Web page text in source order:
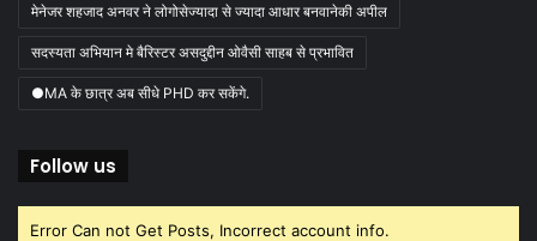
मेनेजर शहजाद अनवर ने लोगोसेज्यादा से ज्यादा आधार बनवानेकी अपील
सदस्यता अभियान मे बैरिस्टर असदुद्दीन ओवैसी साहब से प्रभावित
●MA के छात्र अब सीधे PHD कर सकेंगे.
Follow us
Error Can not Get Posts, Incorrect account info.